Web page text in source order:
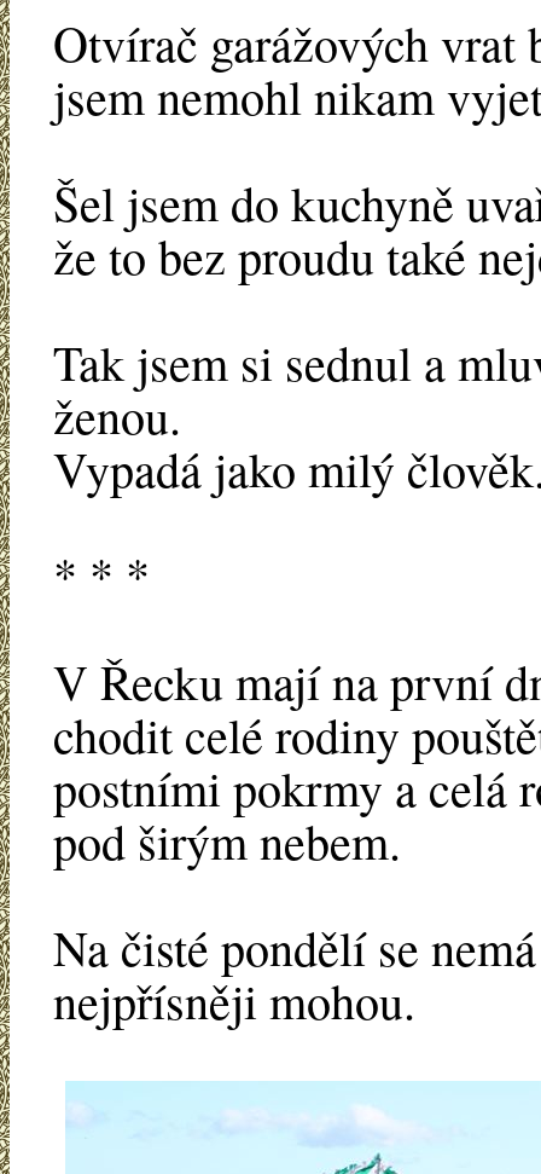
Otvírač garážových
jsem nemohl nikam
Šel jsem do kuchyně
že to bez proudu také
Tak jsem si sednul a
ženou.
Vypadá jako milý
* * *
V Řecku mají na první
chodit celé rodiny
postními pokrmy a celá
pod širým nebem.
Na čisté pondělí se
nejpřísněji mohou.